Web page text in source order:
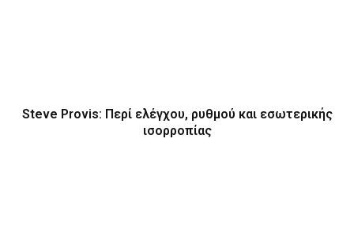
Steve Provis: Περί ελέγχου, ρυθμού και εσωτερικής
ισορροπίας